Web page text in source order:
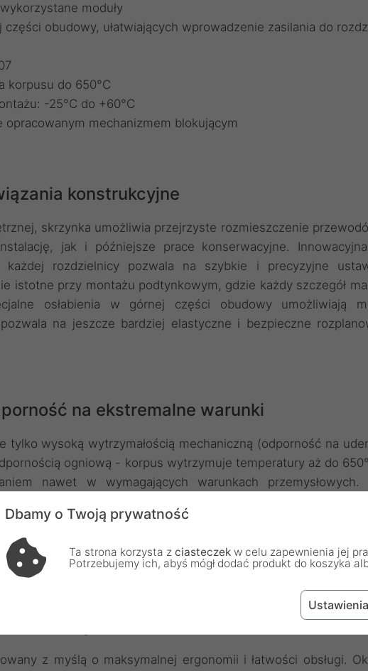
moduły
części obudowy, ułatwiających wprowadzenie zasilania do
korpusu do 650°C
-25°C do +60°C
mechanizmem blokującym
konstrukcyjne
skrzynka umożliwia przejrzyste rozmieszczenie
jak i późniejsze prace konserwacyjne.
każdej rozdzielnicy pozwala na szybkie i precyzyjne
istotne przy montażu podtynkowym, gdzie każdy szczegół
osłabienia w górnej części obudowy umożliwiają
na jeszcze bardziej elastyczne i bezpieczne
na ekstremalne warunki
tylko wysoką wytrzymałością mechaniczną (odporność na
ogniową - korpus wytrzymuje temperatury aż do
nawet w wymagających warunkach przemysłowych.
przed pyłem i drobnymi zanieczyszczeniami,
przez wiele lat. Zakres temperatur montażowych od -
się zarówno w chłodniejszych, jak i w bardziej
jej uniwersalność.
i funkcjonalność
z myślą o maksymalnej ergonomii i łatwości obsługi.
Dbamy o Twoją prywatność
Ta strona korzysta z ciasteczek w celu zapewnienia jej
Potrzebujemy ich, abyś mógł dodać produkt do koszyka
Ustawienia